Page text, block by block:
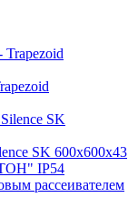
SK 600x600x43